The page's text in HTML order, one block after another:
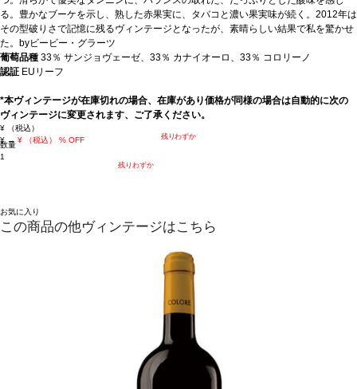
る。豊かなブーケを示し、熟した赤果実に、タバコと濃い果実味が続く。2012年は
その型破りさで記憶に残るヴィンテージとなったが、素晴らしい結果で私を驚かせ
た。byビービー・グラーツ
葡萄品種 33％ サンジョヴェーゼ、33％ カナイオーロ、33％ コロリーノ
認証 EUリーフ
*本ヴィンテージが在庫切れの場合、在庫があり価格が同様の場合は自動的に次の
ヴィンテージに変更されます、ご了承ください。
¥
（税込）
¥ → ¥ （税込） % OFF 残りわずか
数量
1
残りわずか
お気に入り
この商品の他ヴィンテージはこちら